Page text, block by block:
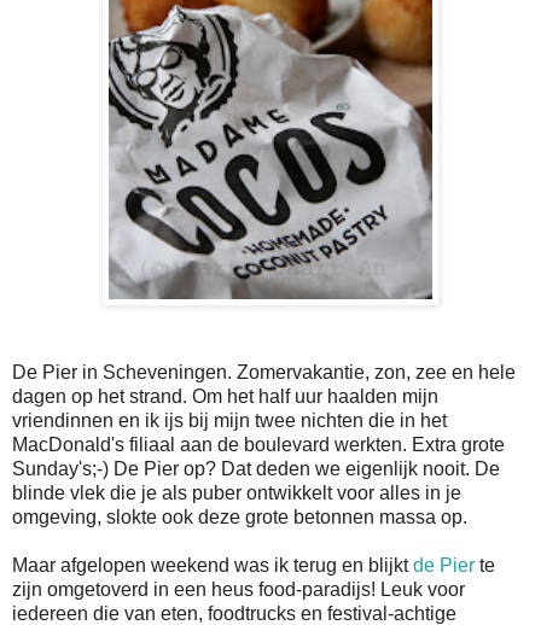
De Pier in Scheveningen. Zomervakantie, zon, zee en hele
dagen op het strand. Om het half uur haalden mijn
vriendinnen en ik ijs bij mijn twee nichten die in het
MacDonald's filiaal aan de boulevard werkten. Extra grote
Sunday's;-) De Pier op? Dat deden we eigenlijk nooit. De
blinde vlek die je als puber ontwikkelt voor alles in je
omgeving, slokte ook deze grote betonnen massa op.
Maar afgelopen weekend was ik terug en blijktde Pier te
zijn omgetoverd in een heus food-paradijs! Leuk voor
iedereen die van eten, foodtrucks en festival-achtige